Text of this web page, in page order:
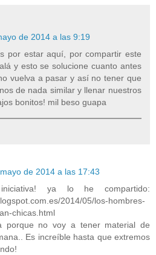
de 2014 a las 9:19
por estar aquí, por compartir este
y esto se solucione cuanto antes
vuelva a pasar y así no tener que
de nada similar y llenar nuestros
bonitos! mil beso guapa
de 2014 a las 17:43
ya lo he compartido:
2014/05/los-hombres-
chicas.html
porque no voy a tener material de
Es increíble hasta que extremos